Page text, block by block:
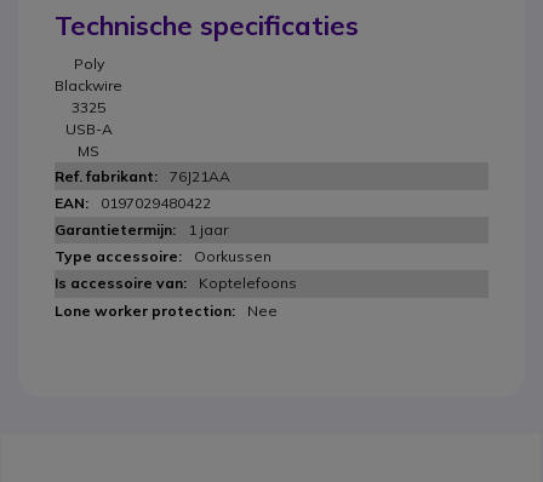
Technische specificaties
Poly
Blackwire
3325
USB-A
MS
76J21AA
0197029480422
1 jaar
Oorkussen
Koptelefoons
Nee